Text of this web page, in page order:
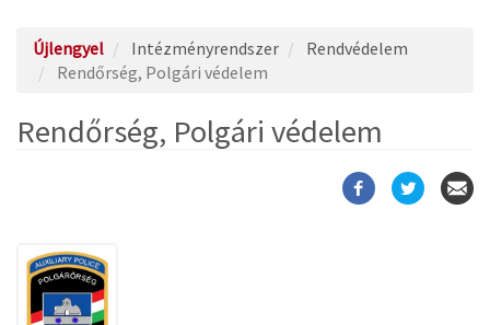
Újlengyel Intézményrendszer
Rendvédelem
Rendőrség, Polgári védelem
Rendőrség, Polgári védelem